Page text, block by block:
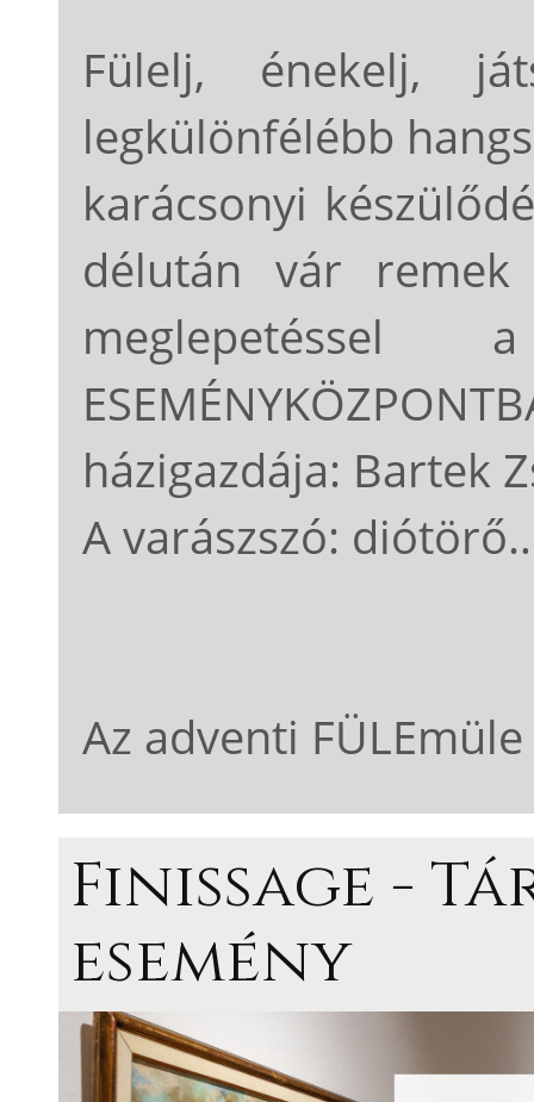
Fülelj, énekelj,
legkülönfélébb
karácsonyi
délután vár remek
meglepetéssel
házigazdája: Bartek
A varászszó:
Az adventi
Finissage -
esemény